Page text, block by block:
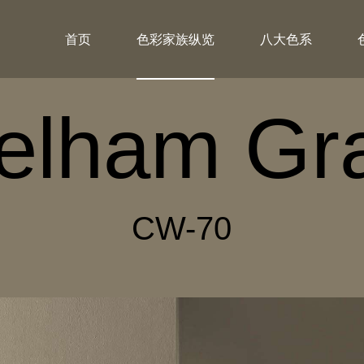
首页 色彩家族纵览 八大色系
CW-70